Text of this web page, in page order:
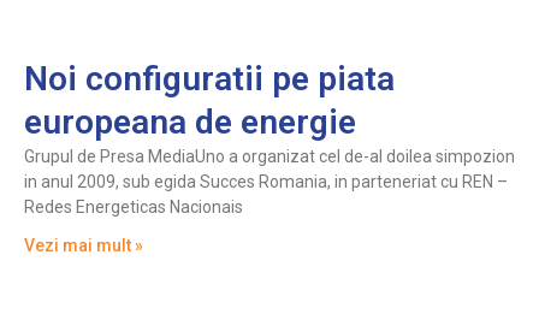
Noi configuratii pe piata
europeana de energie
Grupul de Presa MediaUno a organizat cel de-al doilea simpozion
in anul 2009, sub egida Succes Romania, in parteneriat cu REN –
Redes Energeticas Nacionais
Vezi mai mult »